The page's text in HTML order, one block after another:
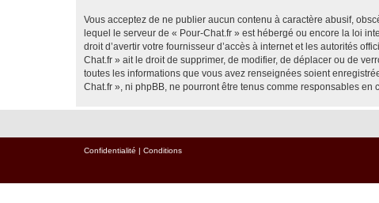
Vous acceptez de ne publier aucun contenu à caractère abusif,
lequel le serveur de « Pour-Chat.fr » est hébergé ou encore la loi
droit d’avertir votre fournisseur d’accès à internet et les autorités
Chat.fr » ait le droit de supprimer, de modifier, de déplacer ou de
toutes les informations que vous avez renseignées soient
Chat.fr », ni phpBB, ne pourront être tenus comme responsables
Confidentialité | Conditions